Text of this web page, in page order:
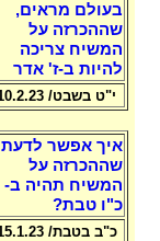
בעולם מראים,
שההכרזה על
המשיח צריכה
להיות ב-ז' אדר
י"ט בשבט/ 10.2.23
איך אפשר לדעת
שההכרזה על
המשיח תהיה ב-
כ"ו טבת?
כ"ב בטבת/ 15.1.23